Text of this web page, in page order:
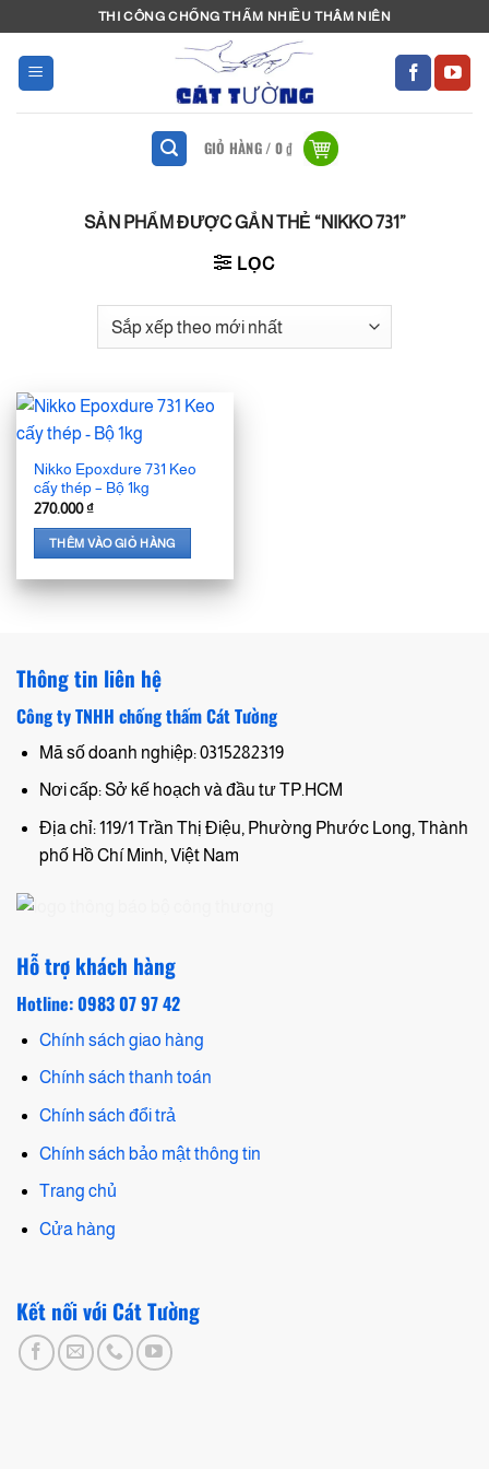
dung
THI CÔNG CHỐNG THẤM NHIỀU THÂM NIÊN
GIỎ HÀNG / 0₫
SẢN PHẨM ĐƯỢC GẮN THẺ “NIKKO 731”
LỌC
Nikko Epoxdure 731 Keo
cấy thép – Bộ 1kg
270.000₫
THÊM VÀO GIỎ HÀNG
Thông tin liên hệ
Công ty TNHH chống thấm Cát Tường
Mã số doanh nghiệp: 0315282319
Nơi cấp: Sở kế hoạch và đầu tư TP.HCM
Địa chỉ: 119/1 Trần Thị Điệu, Phường Phước Long, Thành
phố Hồ Chí Minh, Việt Nam
Hỗ trợ khách hàng
Hotline: 0983 07 97 42
Chính sách giao hàng
Chính sách thanh toán
Chính sách đổi trả
Chính sách bảo mật thông tin
Trang chủ
Cửa hàng
Kết nối với Cát Tường